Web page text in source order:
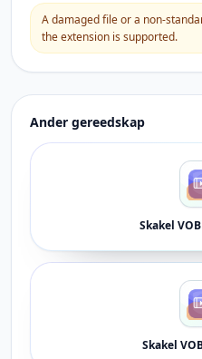
A damaged file or a non-
the extension is supported.
Ander gereedskap
Skakel
Skakel